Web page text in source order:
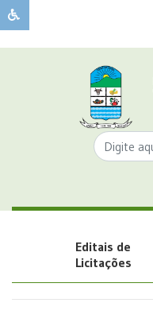
Sobre
Sobre
Editais de
Licitações